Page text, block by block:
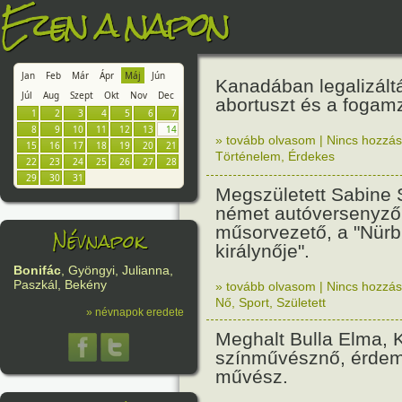
Ezen a napon
Jan Feb Már Ápr Máj
Jún
Júl
Aug Szept Okt Nov
Dec
1
2 3 4 5 6
7
8
9 10 11 12 13
14
15
16 17 18 19 20
21
22
23 24 25 26 27
28
29
30 31
Névnapok
Bonifác, Gyöngyi, Julianna,
Paszkál, Bekény
» névnapok eredete
Kanadában
abortuszt és a
» tovább olvasom | Nincs
Történelem
Érdekes
Megszületett Sabine
német
műsorvezető, a
királynője".
» tovább olvasom | Nincs
Nő Sport Született
Meghalt Bulla Elma,
színművésznő,
művész.